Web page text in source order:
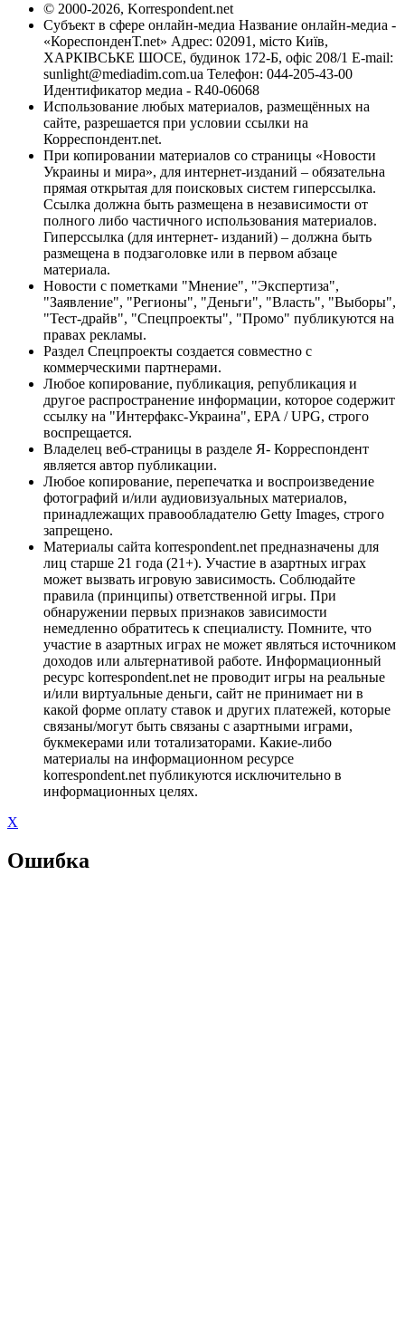
© 2000-2026, Korrespondent.net
Субъект в сфере онлайн-медиа Название онлайн-медиа -
«КореспонденТ.net» Адрес: 02091, місто Київ,
ХАРКІВСЬКЕ ШОСЕ, будинок 172-Б, офіс 208/1 E-mail:
sunlight@mediadim.com.ua Телефон: 044-205-43-00
Идентификатор медиа - R40-06068
Использование любых материалов, размещённых на
сайте, разрешается при условии ссылки на
Корреспондент.net.
При копировании материалов со страницы «Новости
Украины и мира», для интернет-изданий – обязательна
прямая открытая для поисковых систем гиперссылка.
Ссылка должна быть размещена в независимости от
полного либо частичного использования материалов.
Гиперссылка (для интернет- изданий) – должна быть
размещена в подзаголовке или в первом абзаце
материала.
Новости с пометками "Мнение", "Экспертиза",
"Заявление", "Регионы", "Деньги", "Власть", "Выборы",
"Тест-драйв", "Спецпроекты", "Промо" публикуются на
правах рекламы.
Раздел Спецпроекты создается совместно с
коммерческими партнерами.
Любое копирование, публикация, републикация и
другое распространение информации, которое содержит
ссылку на "Интерфакс-Украина", EPA / UPG, строго
воспрещается.
Владелец веб-страницы в разделе Я- Корреспондент
является автор публикации.
Любое копирование, перепечатка и воспроизведение
фотографий и/или аудиовизуальных материалов,
принадлежащих правообладателю Getty Images, строго
запрещено.
Материалы сайта korrespondent.net предназначены для
лиц старше 21 года (21+). Участие в азартных играх
может вызвать игровую зависимость. Соблюдайте
правила (принципы) ответственной игры. При
обнаружении первых признаков зависимости
немедленно обратитесь к специалисту. Помните, что
участие в азартных играх не может являться источником
доходов или альтернативой работе. Информационный
ресурс korrespondent.net не проводит игры на реальные
и/или виртуальные деньги, сайт не принимает ни в
какой форме оплату ставок и других платежей, которые
связаны/могут быть связаны с азартными играми,
букмекерами или тотализаторами. Какие-либо
материалы на информационном ресурсе
korrespondent.net публикуются исключительно в
информационных целях.
X
Ошибка